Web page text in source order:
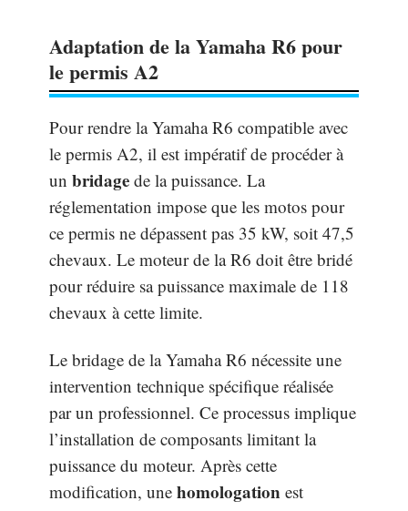
Adaptation de la Yamaha R6 pour
le permis A2
Pour rendre la Yamaha R6 compatible avec
le permis A2, il est impératif de procéder à
un bridage de la puissance. La
réglementation impose que les motos pour
ce permis ne dépassent pas 35 kW, soit 47,5
chevaux. Le moteur de la R6 doit être bridé
pour réduire sa puissance maximale de 118
chevaux à cette limite.
Le bridage de la Yamaha R6 nécessite une
intervention technique spécifique réalisée
par un professionnel. Ce processus implique
l’installation de composants limitant la
puissance du moteur. Après cette
modification, une homologation est